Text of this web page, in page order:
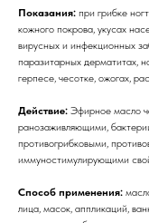
Показания: при грибке
кожного покрова, укусах
вирусных и инфекционных
паразитарных дерматитах,
герпесе, чесотке, ожогах,
Действие: Эфирное масло
ранозаживляющими,
противогрибковыми,
иммуностимулирующими
Способ применения:
лица, масок, аппликаций,